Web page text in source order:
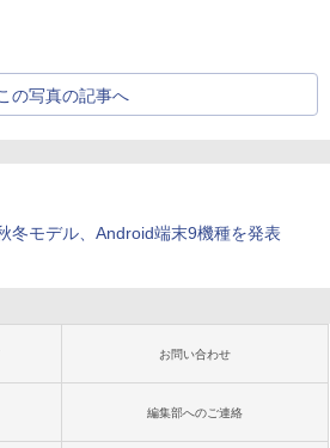
の写真の記事へ
冬モデル、Android端末9機種を発表
お問い合わせ
編集部へのご連絡